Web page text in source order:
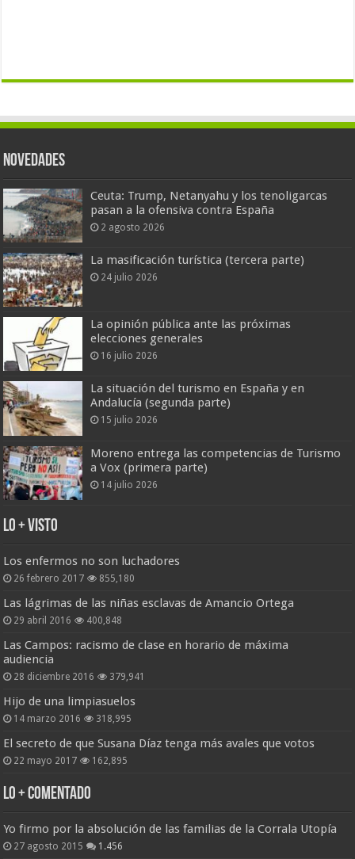
Novedades
Ceuta: Trump, Netanyahu y los tenoligarcas
pasan a la ofensiva contra España
2 agosto 2026
La masificación turística (tercera parte)
24 julio 2026
La opinión pública ante las próximas
elecciones generales
16 julio 2026
La situación del turismo en España y en
Andalucía (segunda parte)
15 julio 2026
Moreno entrega las competencias de Turismo
a Vox (primera parte)
14 julio 2026
Lo + Visto
Los enfermos no son luchadores
26 febrero 2017 855,180
Las lágrimas de las niñas esclavas de Amancio Ortega
29 abril 2016 400,848
Las Campos: racismo de clase en horario de máxima
audiencia
28 diciembre 2016 379,941
Hijo de una limpiasuelos
14 marzo 2016 318,995
El secreto de que Susana Díaz tenga más avales que votos
22 mayo 2017 162,895
Lo + Comentado
Yo firmo por la absolución de las familias de la Corrala Utopía
27 agosto 2015 1.456